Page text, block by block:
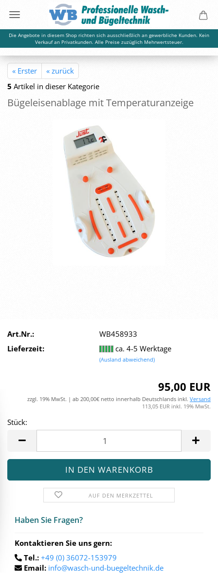
Die Angebote in diesem Shop richten sich ausschließlich an gewerbliche Kunden. Kein
Verkauf an Privatkunden. Alle Preise zuzüglich Mehrwertsteuer.
« Erster
« zurück
5 Artikel in dieser Kategorie
Bü­gel­eisen­ab­la­ge mit Tem­pe­ra­tur­an­zei­ge
Art.Nr.:
WB458933
Lieferzeit:
ca. 4-5 Werktage
(Ausland abweichend)
95,00 EUR
zzgl. 19% MwSt. | ab 200,00€ netto innerhalb Deutschlands inkl. Versand
113,05 EUR inkl. 19% MwSt.
Stück:
AUF DEN MERKZETTEL
Haben Sie Fra­gen?
Kontaktieren Sie uns gern:
Tel.: +49 (0) 36072-153979
Email: info@wasch-und-buegeltechnik.de